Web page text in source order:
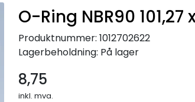
O-Ring NBR90 101,27
Produktnummer: 1012702622
Lagerbeholdning: På lager
8,75
inkl. mva.